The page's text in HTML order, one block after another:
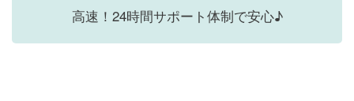
高速！24時間サポート体制で安心♪